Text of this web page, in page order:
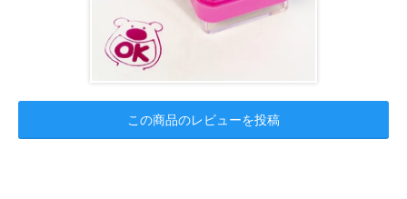
この商品のレビューを投稿